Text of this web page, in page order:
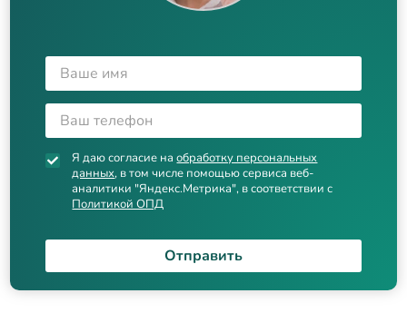
Я даю согласие наобработку персональных
данных, в том числе помощью сервиса веб-
аналитики "Яндекс.Метрика", в соответствии с
Политикой ОПД
Отправить